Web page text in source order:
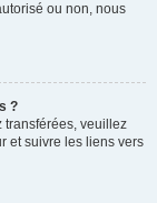
ou non, nous
?
transférées, veuillez
et suivre les liens vers